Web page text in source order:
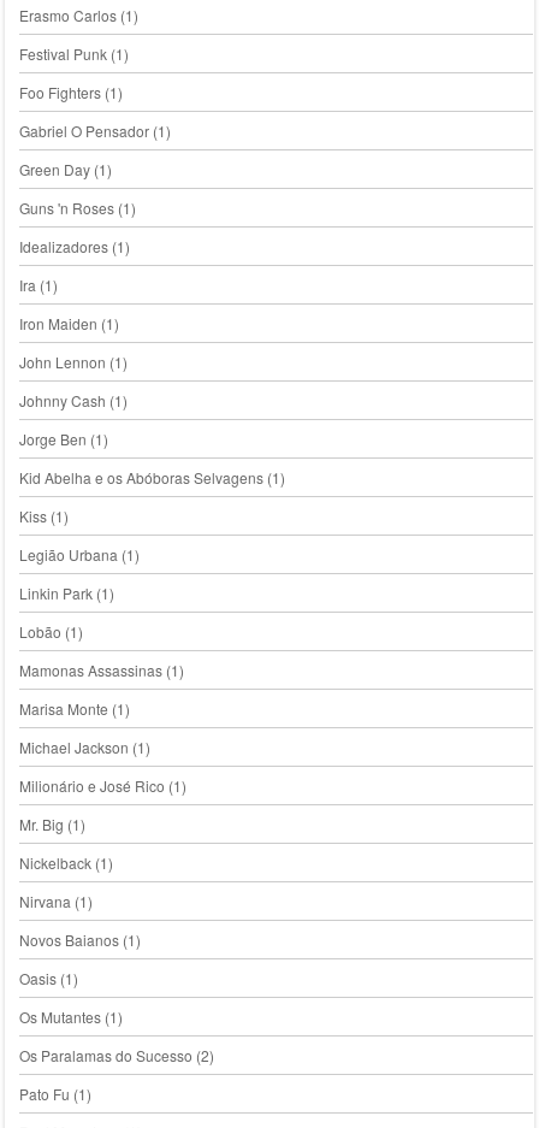
Erasmo Carlos(1)
Festival Punk(1)
Foo Fighters(1)
Gabriel O Pensador(1)
Green Day(1)
Guns 'n Roses(1)
Idealizadores(1)
Ira (1)
Iron Maiden (1)
John Lennon (1)
Johnny Cash (1)
Jorge Ben (1)
Kid Abelha e os Abóboras Selvagens(1)
Kiss(1)
Legião Urbana (1)
Linkin Park(1)
Lobão (1)
Mamonas Assassinas(1)
Marisa Monte (1)
Michael Jackson (1)
Milionário e José Rico (1)
Mr. Big (1)
Nickelback(1)
Nirvana (1)
Novos Baianos(1)
Oasis(1)
Os Mutantes(1)
Os Paralamas do Sucesso (2)
Pato Fu (1)